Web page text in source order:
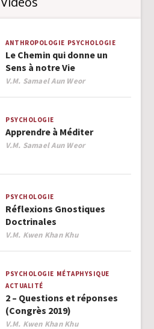
ANTHROPOLOGIE PSYCHOLOGIE
Le Chemin qui donne un
Sens à notre Vie
Author
V.M. Samael Aun Weor
PSYCHOLOGIE
Apprendre à Méditer
Author
V.M. Samael Aun Weor
PSYCHOLOGIE
Réflexions Gnostiques
Doctrinales
Author
V.M. Kwen Khan Khu
PSYCHOLOGIE MÉTAPHYSIQUE
ACTUALITÉ
2 – Questions et réponses
(Congrès 2019)
Author
V.M. Kwen Khan Khu